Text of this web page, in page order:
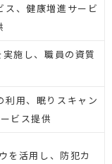
ス、健康増進サービ
施し、職員の資質
利用、眠りスキャン
ビス提供
を活用し、防犯カ